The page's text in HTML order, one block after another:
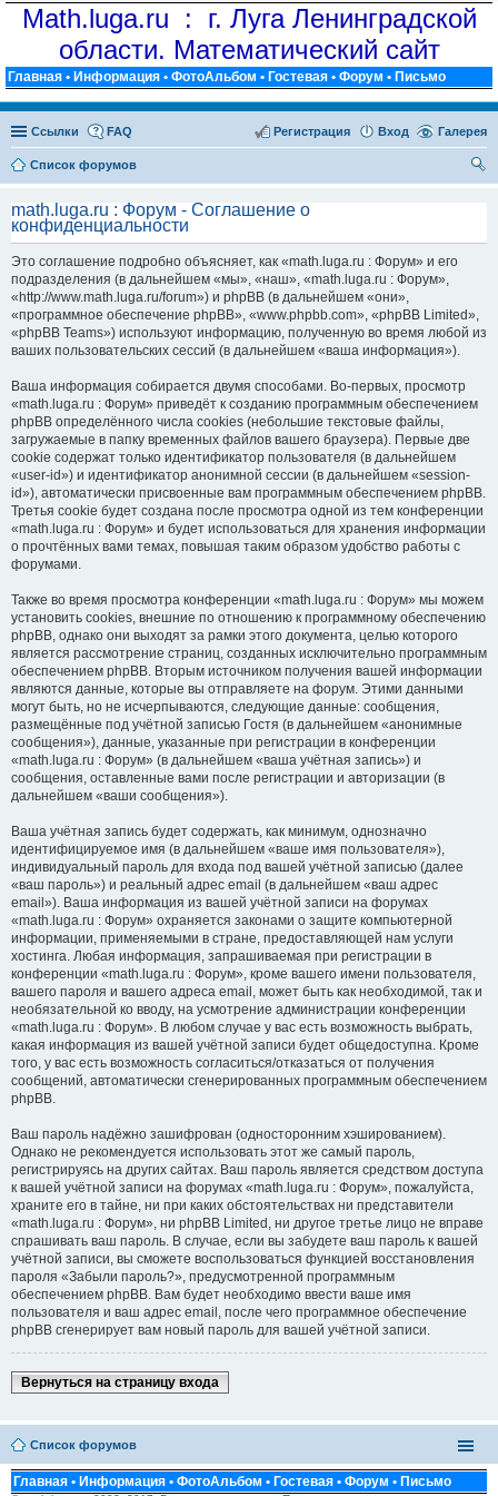
Math.luga.ru : г. Луга Ленинградской
области. Математический сайт
Главная • Информация • ФотоАльбом • Гостевая • Форум • Письмо
Ссылки Галерея
FAQ Вход
Регистрация
Список форумов
math.luga.ru : Форум - Соглашение о
конфиденциальности
Это соглашение подробно объясняет, как «math.luga.ru : Форум» и его
подразделения (в дальнейшем «мы», «наш», «math.luga.ru : Форум»,
«http://www.math.luga.ru/forum») и phpBB (в дальнейшем «они»,
«программное обеспечение phpBB», «www.phpbb.com», «phpBB Limited»,
«phpBB Teams») используют информацию, полученную во время любой из
ваших пользовательских сессий (в дальнейшем «ваша информация»).
Ваша информация собирается двумя способами. Во-первых, просмотр
«math.luga.ru : Форум» приведёт к созданию программным обеспечением
phpBB определённого числа cookies (небольшие текстовые файлы,
загружаемые в папку временных файлов вашего браузера). Первые две
cookie содержат только идентификатор пользователя (в дальнейшем
«user-id») и идентификатор анонимной сессии (в дальнейшем «session-
id»), автоматически присвоенные вам программным обеспечением phpBB.
Третья cookie будет создана после просмотра одной из тем конференции
«math.luga.ru : Форум» и будет использоваться для хранения информации
о прочтённых вами темах, повышая таким образом удобство работы с
форумами.
Также во время просмотра конференции «math.luga.ru : Форум» мы можем
установить cookies, внешние по отношению к программному обеспечению
phpBB, однако они выходят за рамки этого документа, целью которого
является рассмотрение страниц, созданных исключительно программным
обеспечением phpBB. Вторым источником получения вашей информации
являются данные, которые вы отправляете на форум. Этими данными
могут быть, но не исчерпываются, следующие данные: сообщения,
размещённые под учётной записью Гостя (в дальнейшем «анонимные
сообщения»), данные, указанные при регистрации в конференции
«math.luga.ru : Форум» (в дальнейшем «ваша учётная запись») и
сообщения, оставленные вами после регистрации и авторизации (в
дальнейшем «ваши сообщения»).
Ваша учётная запись будет содержать, как минимум, однозначно
идентифицируемое имя (в дальнейшем «ваше имя пользователя»),
индивидуальный пароль для входа под вашей учётной записью (далее
«ваш пароль») и реальный адрес email (в дальнейшем «ваш адрес
email»). Ваша информация из вашей учётной записи на форумах
«math.luga.ru : Форум» охраняется законами о защите компьютерной
информации, применяемыми в стране, предоставляющей нам услуги
хостинга. Любая информация, запрашиваемая при регистрации в
конференции «math.luga.ru : Форум», кроме вашего имени пользователя,
вашего пароля и вашего адреса email, может быть как необходимой, так и
необязательной ко вводу, на усмотрение администрации конференции
«math.luga.ru : Форум». В любом случае у вас есть возможность выбрать,
какая информация из вашей учётной записи будет общедоступна. Кроме
того, у вас есть возможность согласиться/отказаться от получения
сообщений, автоматически сгенерированных программным обеспечением
phpBB.
Ваш пароль надёжно зашифрован (односторонним хэшированием).
Однако не рекомендуется использовать этот же самый пароль,
регистрируясь на других сайтах. Ваш пароль является средством доступа
к вашей учётной записи на форумах «math.luga.ru : Форум», пожалуйста,
храните его в тайне, ни при каких обстоятельствах ни представители
«math.luga.ru : Форум», ни phpBB Limited, ни другое третье лицо не вправе
спрашивать ваш пароль. В случае, если вы забудете ваш пароль к вашей
учётной записи, вы сможете воспользоваться функцией восстановления
пароля «Забыли пароль?», предусмотренной программным
обеспечением phpBB. Вам будет необходимо ввести ваше имя
пользователя и ваш адрес email, после чего программное обеспечение
phpBB сгенерирует вам новый пароль для вашей учётной записи.
Вернуться на страницу входа
Список форумов
Главная • Информация • ФотоАльбом • Гостевая • Форум • Письмо